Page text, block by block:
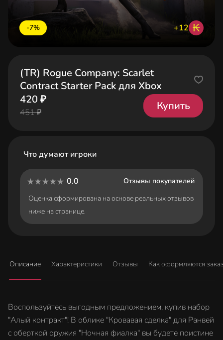
-7% +12 ₭
(TR) Rogue Company: Scarlet
Contract Starter Pack для Xbox
420 ₽
451 ₽
Купить
Что думают игроки
0.0
Отзывы покупателей
Оценка сформирована на основе реальных отзывов
ниже на странице.
Описание Характеристики Отзывы Как оформляются
Воспользуйтесь выгодным предложением, купив набор
"Алый контракт"! В облике "Кровавая сделка" для Ранвей
с оберткой оружия "Ночная фиалка" вы будете поистине